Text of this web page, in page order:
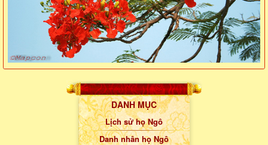
DANH MỤC
Lịch sử họ Ngô
Danh nhân họ Ngô